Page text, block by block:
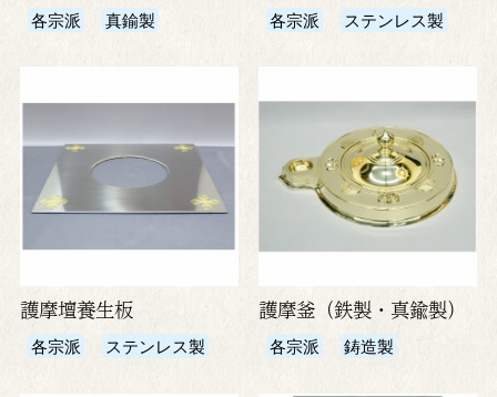
各宗派 真鍮製 各宗派 ステンレス製
護摩壇養生板
各宗派 ステンレス製
護摩釜（鉄製・真鍮製）
各宗派 鋳造製